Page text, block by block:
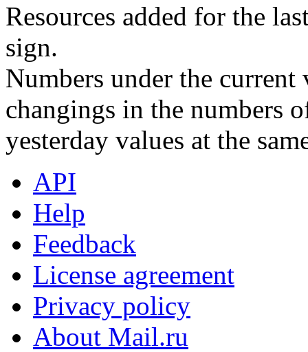
Resources added for the
sign.
Numbers under the
changings in the numbers
yesterday values at the
API
Help
Feedback
License agreement
Privacy policy
About Mail.ru